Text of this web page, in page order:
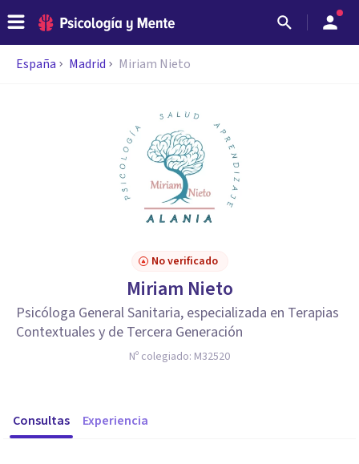
España Madrid Miriam Nieto
No verificado
Miriam Nieto
Psicóloga General Sanitaria, especializada en Terapias
Contextuales y de Tercera Generación
Nº colegiado: M32520
Consultas Experiencia